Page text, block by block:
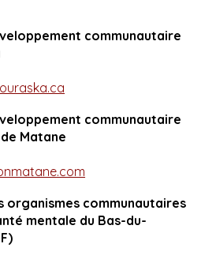
communautaire
communautaire
Matane
organismes communautaires
mentale du Bas-du-